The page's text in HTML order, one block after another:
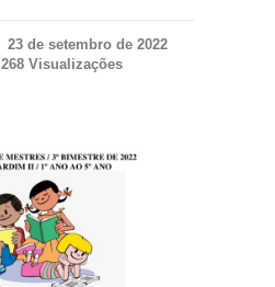
23 de setembro de 2022
268 Visualizações